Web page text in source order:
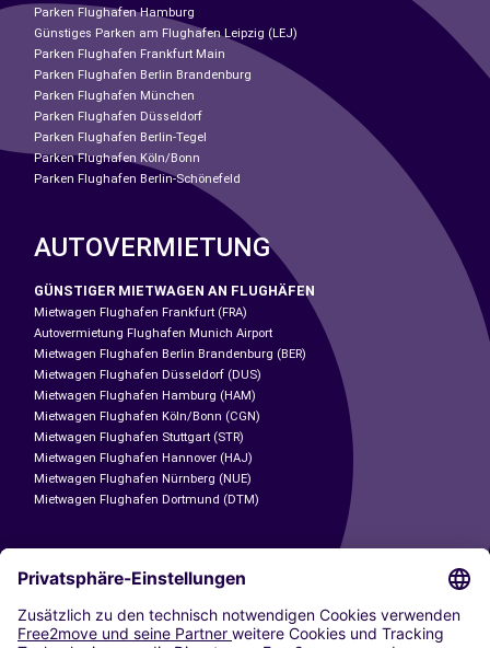
Parken Flughafen Hamburg
Günstiges Parken am Flughafen Leipzig (LEJ)
Parken Flughafen Frankfurt Main
Parken Flughafen Berlin Brandenburg
Parken Flughafen München
Parken Flughafen Düsseldorf
Parken Flughafen Berlin-Tegel
Parken Flughafen Köln/Bonn
Parken Flughafen Berlin-Schönefeld
AUTOVERMIETUNG
GÜNSTIGER MIETWAGEN AN FLUGHÄFEN
Mietwagen Flughafen Frankfurt (FRA)
Autovermietung Flughafen Munich Airport
Mietwagen Flughafen Berlin Brandenburg (BER)
Mietwagen Flughafen Düsseldorf (DUS)
Mietwagen Flughafen Hamburg (HAM)
Mietwagen Flughafen Köln/Bonn (CGN)
Mietwagen Flughafen Stuttgart (STR)
Mietwagen Flughafen Hannover (HAJ)
Mietwagen Flughafen Nürnberg (NUE)
Mietwagen Flughafen Dortmund (DTM)
CARSHARING
UNSERE STÄDTE
Paris